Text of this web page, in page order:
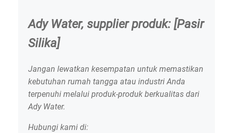
Ady Water, supplier produk: [Pasir
Silika]
Jangan lewatkan kesempatan untuk memastikan
kebutuhan rumah tangga atau industri Anda
terpenuhi melalui produk-produk berkualitas dari
Ady Water.
Hubungi kami di: